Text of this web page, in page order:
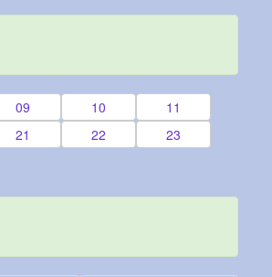
09 10
11
21 22
23